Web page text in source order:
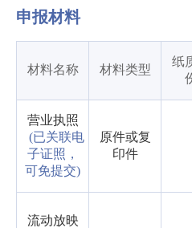
申报材料
材料名称 材料类型
纸
营业执照
(已关联电
子证照，
可免提交)
原件或复
印件
流动放映